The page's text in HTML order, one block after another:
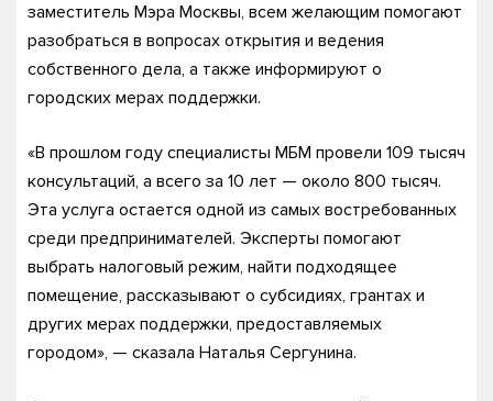
заместитель Мэра Москвы, всем желающим помогают
разобраться в вопросах открытия и ведения
собственного дела, а также информируют о
городских мерах поддержки.
«В прошлом году специалисты МБМ провели 109 тысяч
консультаций, а всего за 10 лет — около 800 тысяч.
Эта услуга остается одной из самых востребованных
среди предпринимателей. Эксперты помогают
выбрать налоговый режим, найти подходящее
помещение, рассказывают о субсидиях, грантах и
других мерах поддержки, предоставляемых
городом», — сказала Наталья Сергунина.